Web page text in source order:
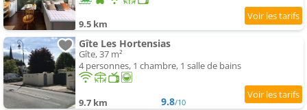
9.5 km
Gîte Les Hortensias
Gîte, 37 m²
4 personnes, 1 chambre, 1 salle de bains
9.7 km 9.8/10